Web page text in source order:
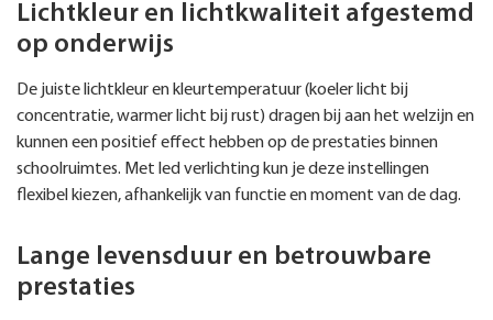
Lichtkleur en lichtkwaliteit afgestemd
op onderwijs
De juiste lichtkleur en kleurtemperatuur (koeler licht bij
concentratie, warmer licht bij rust) dragen bij aan het welzijn en
kunnen een positief effect hebben op de prestaties binnen
schoolruimtes. Met led verlichting kun je deze instellingen
flexibel kiezen, afhankelijk van functie en moment van de dag.
Lange levensduur en betrouwbare
prestaties